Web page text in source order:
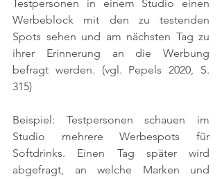
Testpersonen in einem Studio einen
Werbeblock mit den zu testenden
Spots sehen und am nächsten Tag zu
ihrer Erinnerung an die Werbung
befragt werden. (vgl. Pepels 2020, S.
315)
Beispiel: Testpersonen schauen im
Studio mehrere Werbespots für
Softdrinks. Einen Tag später wird
abgefragt, an welche Marken und